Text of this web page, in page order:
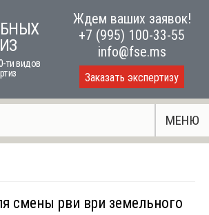
ти видов
Ждем ваших заявок!
+7 (995) 100-33-55
info@fse.ms
Заказать экспертизу
МЕНЮ
смены рви ври земельного